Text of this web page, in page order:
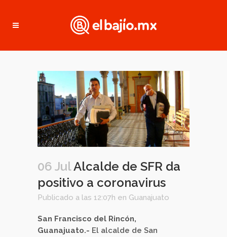
06 JulAlcalde de SFR da
positivo a coronavirus
Publicado a las 12:07h en Guanajuato
San Francisco del Rincón,
Guanajuato.- El alcalde de San